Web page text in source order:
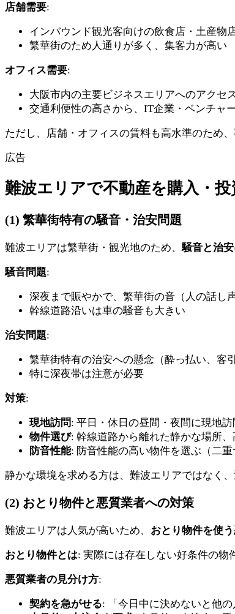
店舗需要:
インバウンド観光客向けの飲食店・土産物
繁華街のため人通りが多く、集客力が高い
オフィス需要:
大阪市内の主要ビジネスエリアへのアクセ
交通利便性の高さから、IT企業・ベンチャ
ただし、店舗・オフィスの賃料も高水準のため
広告
難波エリアで不動産を購入・
(1) 繁華街特有の騒音・治安問題
難波エリアは繁華街・観光地のため、騒音と治
騒音問題:
深夜まで賑やかで、繁華街の音（人の話し
幹線道路沿いは車の騒音も大きい
治安問題:
繁華街特有の治安への懸念（酔っ払い、客引
特に深夜帯は注意が必要
対策:
現地訪問: 平日・休日の昼間・夜間に現地
物件選び: 幹線道路から離れた静かな場所
防音性能: 防音性能の高い物件を選ぶ（二重
静かな環境を求める方は、難波エリアではなく
(2) おとり物件と悪質業者への対策
難波エリアは人気が高いため、 おとり物件を使
おとり物件とは: 実際には存在しない好条件の物
悪質業者の見分け方:
契約を急がせる: 「今日中に決めないと他